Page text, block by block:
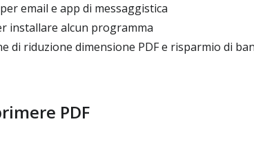
email e app di messaggistica
installare alcun programma
di riduzione dimensione PDF e risparmio di
PDF